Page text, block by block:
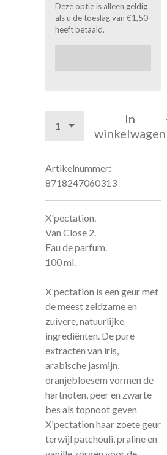
Deze optie is alleen geldig
als u de toeslag van €1,50
heeft betaald.
In
winkelwagen
Artikelnummer:
8718247060313
X'pectation.
Van Close 2.
Eau de parfum.
100 ml.
X'pectation is een geur met
de meest zeldzame en
zuivere, natuurlijke
ingrediënten. De pure
extracten van iris,
arabische jasmijn,
oranjebloesem vormen de
hartnoten, peer en zwarte
bes als topnoot geven
X'pectation haar zoete geur
terwijl patchouli, praline en